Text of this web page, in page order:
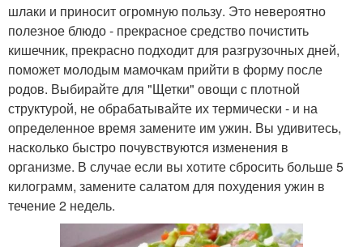
шлаки и приносит огромную пользу. Это невероятно
полезное блюдо - прекрасное средство почистить
кишечник, прекрасно подходит для разгрузочных дней,
поможет молодым мамочкам прийти в форму после
родов. Выбирайте для "Щетки" овощи с плотной
структурой, не обрабатывайте их термически - и на
определенное время замените им ужин. Вы удивитесь,
насколько быстро почувствуются изменения в
организме. В случае если вы хотите сбросить больше 5
килограмм, замените салатом для похудения ужин в
течение 2 недель.